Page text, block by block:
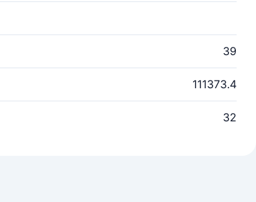
39
111373.4
32